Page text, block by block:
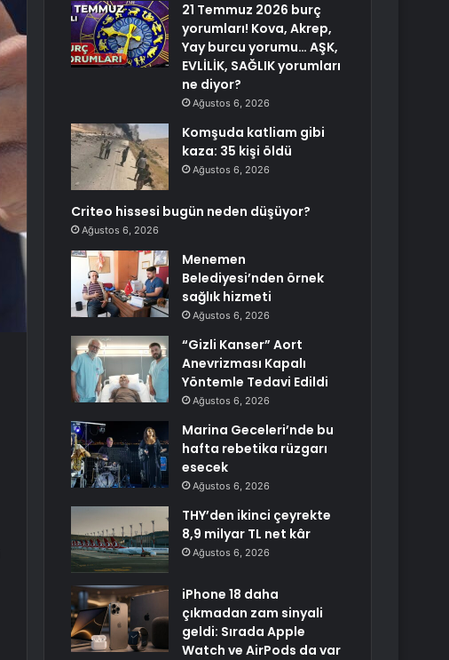
21 Temmuz 2026 burç
yorumları! Kova, Akrep,
Yay burcu yorumu… AŞK,
EVLİLİK, SAĞLIK yorumları
ne diyor?
Ağustos 6, 2026
Komşuda katliam gibi
kaza: 35 kişi öldü
Ağustos 6, 2026
Criteo hissesi bugün neden düşüyor?
Ağustos 6, 2026
Menemen
Belediyesi’nden örnek
sağlık hizmeti
Ağustos 6, 2026
“Gizli Kanser” Aort
Anevrizması Kapalı
Yöntemle Tedavi Edildi
Ağustos 6, 2026
Marina Geceleri’nde bu
hafta rebetika rüzgarı
esecek
Ağustos 6, 2026
THY’den ikinci çeyrekte
8,9 milyar TL net kâr
Ağustos 6, 2026
iPhone 18 daha
çıkmadan zam sinyali
geldi: Sırada Apple
Watch ve AirPods da var